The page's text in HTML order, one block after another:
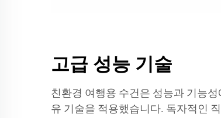
고급 성능 기술
친환경 여행용 수건은 성능과 기능
유 기술을 적용했습니다. 독자적인